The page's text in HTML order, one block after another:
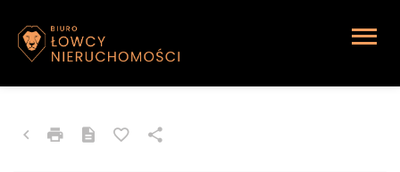
Katowice, Brynów, Dworska